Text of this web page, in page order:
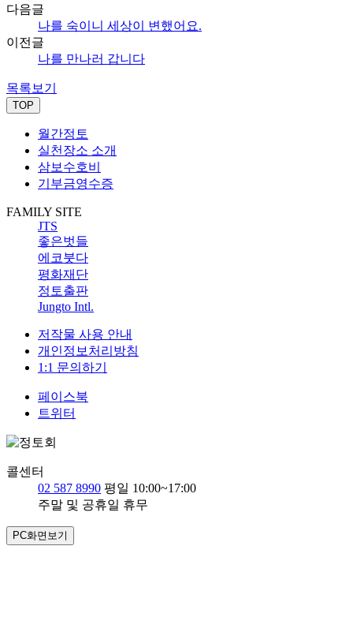
다음글
나를 숙이니 세상이 변했어요.
이전글
나를 만나러 갑니다
목록보기
TOP
월간정토
실천장소 소개
삼보수호비
기부금영수증
FAMILY SITE
JTS
좋은벗들
에코붓다
평화재단
정토출판
Jungto Intl.
저작물 사용 안내
개인정보처리방침
1:1 문의하기
페이스북
트위터
콜센터
02 587 8990 평일 10:00~17:00
주말 및 공휴일 휴무
PC화면보기